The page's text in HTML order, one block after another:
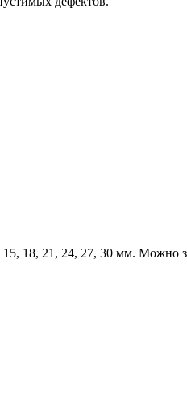
18, 21, 24, 27, 30 мм. Можно